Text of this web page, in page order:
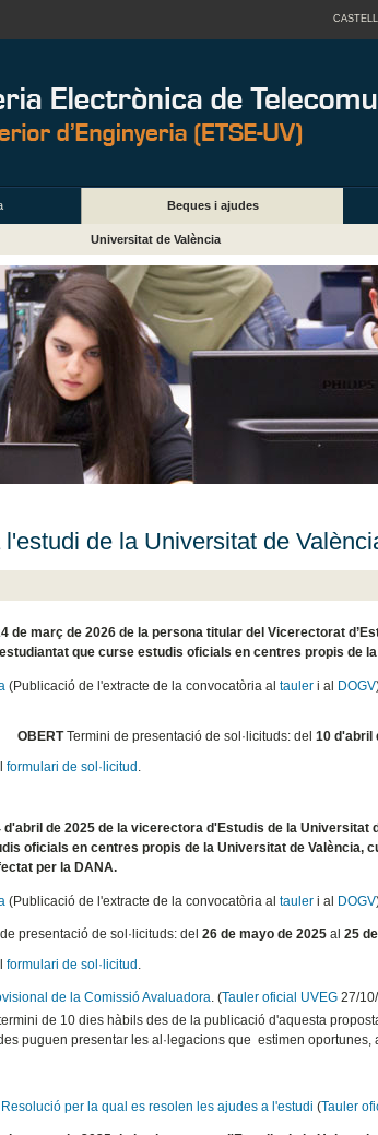
Beques i ajudes
Universitat de València
de la Universitat de
de març de 2026 de la persona titular del Vicerectorat
que curse estudis oficials en centres propis de
(Publicació de l'extracte de la convocatòria al tauler i al DOGV
OBERTTermini de presentació de sol·licituds: del 10 d'abril
formulari de sol·licitud
d'abril de 2025 de la vicerectora d'Estudis de la
oficials en centres propis de la Universitat de València,
per la DANA.
(Publicació de l'extracte de la convocatòria al tauler i al DOGV
presentació de sol·licituds: del 26 de mayo de 2025 al 25
formulari de sol·licitud
de la Comissió Avaluadora. (Tauler oficial UVEG 27/
de 10 dies hàbils des de la publicació d'aquesta
puguen presentar les al·legacions que estimen oportunes,
Resolució per la qual es resolen les ajudes a l'estudi (Tauler